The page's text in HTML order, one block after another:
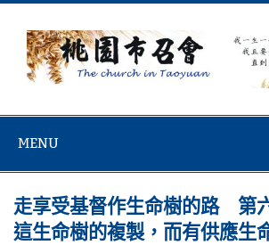
Skip
content
MENU
走享受基督作生命樹的路 第
這生命樹的複製，而有供應生